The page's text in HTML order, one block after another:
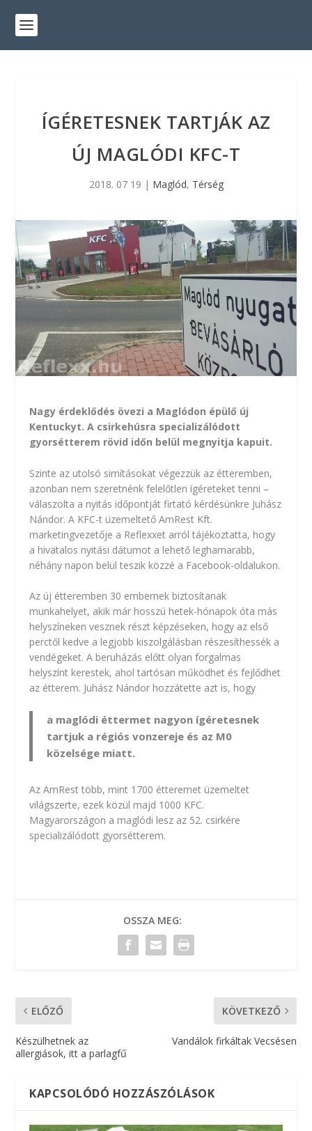
ÍGÉRETESNEK TARTJÁK AZ
ÚJ MAGLÓDI KFC-T
2018. 07 19 | Maglód, Térség
Nagy érdeklődés övezi a Maglódon épülő új
Kentuckyt. A csirkehúsra specializálódott
gyorsétterem rövid időn belül megnyitja kapuit.
Szinte az utolsó simításokat végezzük az étteremben,
azonban nem szeretnénk felelőtlen ígéreteket tenni –
válaszolta a nyitás időpontját firtató kérdésünkre Juhász
Nándor. A KFC-t üzemeltető AmRest Kft.
marketingvezetője a Reflexxet arról tájékoztatta, hogy
a hivatalos nyitási dátumot a lehető leghamarabb,
néhány napon belül teszik közzé a Facebook-oldalukon.
Az új étteremben 30 embernek biztosítanak
munkahelyet, akik már hosszú hetek-hónapok óta más
helyszíneken vesznek részt képzéseken, hogy az első
perctől kedve a legjobb kiszolgálásban részesíthessék a
vendégeket. A beruházás előtt olyan forgalmas
helyszínt kerestek, ahol tartósan működhet és fejlődhet
az étterem. Juhász Nándor hozzátette azt is, hogy
a maglódi éttermet nagyon ígéretesnek
tartjuk a régiós vonzereje és az M0
közelsége miatt.
Az AmRest több, mint 1700 étteremet üzemeltet
világszerte, ezek közül majd 1000 KFC.
Magyarországon a maglódi lesz az 52. csirkére
specializálódott gyorsétterem.
OSSZA MEG:
ELŐZŐ
Készülhetnek az
allergiások, itt a parlagfű
KÖVETKEZŐ
Vandálok firkáltak Vecsésen
KAPCSOLÓDÓ HOZZÁSZÓLÁSOK